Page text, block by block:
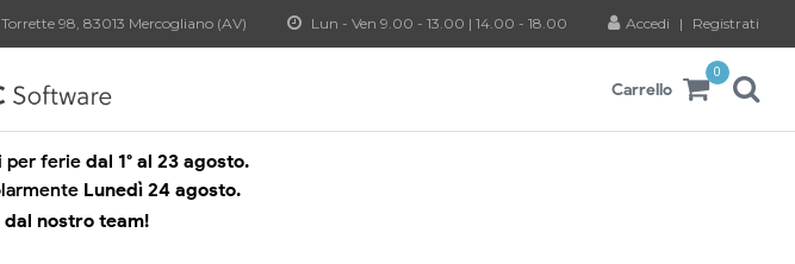
98, 83013 Mercogliano (AV) Lun - Ven 9.00 - 13.00 | 14.00 - 18.00 Accedi | Registrati
Carrello
0
per ferie dal 1° al 23 agosto.
Lunedì 24 agosto.
nostro team!